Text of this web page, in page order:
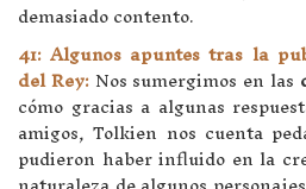
demasiado contento.
41: Algunos apuntes tras la
del Rey:Nos sumergimos en las
cómo gracias a algunas
amigos, Tolkien nos cuenta
pudieron haber influido en la